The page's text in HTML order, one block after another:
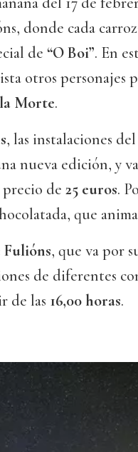
donde cada
de “O Boi”. En
otros personajes
Morte.
, las instalaciones del
nueva edición, y
de 25 euros.
que
Fulións, que va por
de diferentes
de las 16,00 horas.